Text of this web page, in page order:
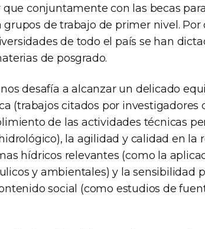
conjuntamente con las becas
de trabajo de primer nivel. Por
de todo el país se han
de posgrado.
desafía a alcanzar un delicado
(trabajos citados por investigadores
de las actividades técnicas
la agilidad y calidad en la
hídricos relevantes (como la
y ambientales) y la sensibilidad
social (como estudios de